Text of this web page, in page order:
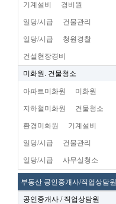
기계설비 경비원
일당/시급 건물관리
일당/시급 청원경찰
건설현장경비
미화원. 건물청소
아파트미화원 미화원
지하철미화원 건물청소
환경미화원 기계설비
일당/시급 건물관리
일당/시급 사무실청소
부동산 공인중개사/직업상담원
공인중개사 / 직업상담원